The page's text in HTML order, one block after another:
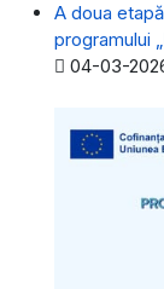
A doua
programului
Detalii
04-03-